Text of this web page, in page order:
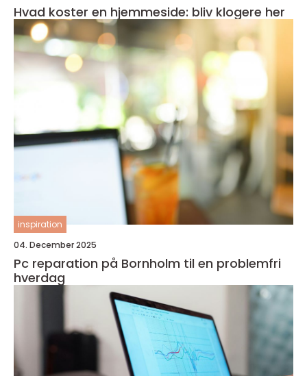
Hvad koster en hjemmeside: bliv klogere her
inspiration
04. December 2025
Pc reparation på Bornholm til en problemfri
hverdag